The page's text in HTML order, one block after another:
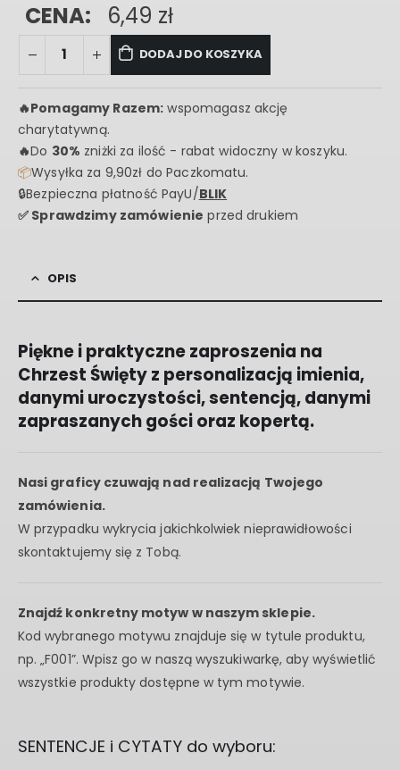
CENA: 6,49 zł
DODAJ DO KOSZYKA
🔥Pomagamy Razem: wspomagasz akcję
charytatywną.
🔥Do 30% zniżki za ilość - rabat widoczny w koszyku.
📦Wysyłka za 9,90zł do Paczkomatu.
🔒Bezpieczna płatność PayU/BLIK
✅ Sprawdzimy zamówienie przed drukiem
OPIS
Piękne i praktyczne zaproszenia na
Chrzest Święty z personalizacją imienia,
danymi uroczystości, sentencją, danymi
zapraszanych gości oraz kopertą.
Nasi graficy czuwają nad realizacją Twojego
zamówienia.
W przypadku wykrycia jakichkolwiek nieprawidłowości
skontaktujemy się z Tobą.
Znajdź konkretny motyw w naszym sklepie.
Kod wybranego motywu znajduje się w tytule produktu,
np. „F001”. Wpisz go w naszą wyszukiwarkę, aby wyświetlić
wszystkie produkty dostępne w tym motywie.
SENTENCJE i CYTATY do wyboru: